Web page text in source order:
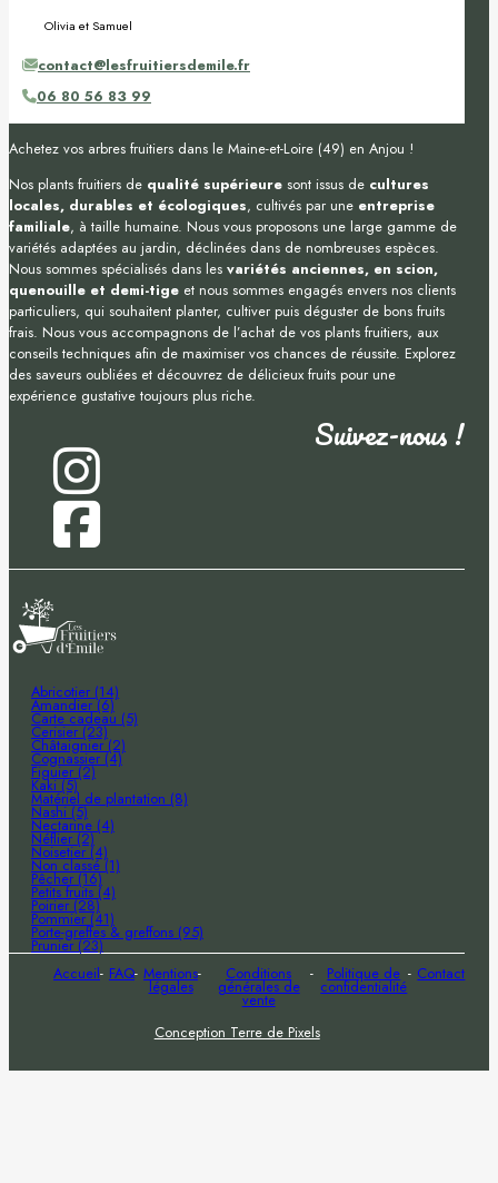
Olivia et Samuel
contact@lesfruitiersdemile.fr
06 80 56 83 99
Achetez vos arbres fruitiers dans le Maine-et-Loire (49) en Anjou !
Nos plants fruitiers de qualité supérieure sont issus de cultures
locales, durables et écologiques, cultivés par une entreprise
familiale, à taille humaine. Nous vous proposons une large gamme de
variétés adaptées au jardin, déclinées dans de nombreuses espèces.
Nous sommes spécialisés dans les variétés anciennes, en scion,
quenouille et demi-tige et nous sommes engagés envers nos clients
particuliers, qui souhaitent planter, cultiver puis déguster de bons fruits
frais. Nous vous accompagnons de l’achat de vos plants fruitiers, aux
conseils techniques afin de maximiser vos chances de réussite. Explorez
des saveurs oubliées et découvrez de délicieux fruits pour une
expérience gustative toujours plus riche.
Suivez-nous !
Abricotier (14)
Amandier (6)
Carte cadeau (5)
Cerisier (23)
Châtaignier (2)
Cognassier (4)
Figuier (2)
Kaki (5)
Matériel de plantation (8)
Nashi (5)
Nectarine (4)
Néflier (2)
Noisetier (4)
Non classé (1)
Pêcher (16)
Petits fruits (4)
Poirier (28)
Pommier (41)
Porte-greffes & greffons (95)
Prunier (23)
Accueil FAQ Mentions
légales
Conditions
générales de
vente
Politique de
confidentialité
Contact
Conception Terre de Pixels